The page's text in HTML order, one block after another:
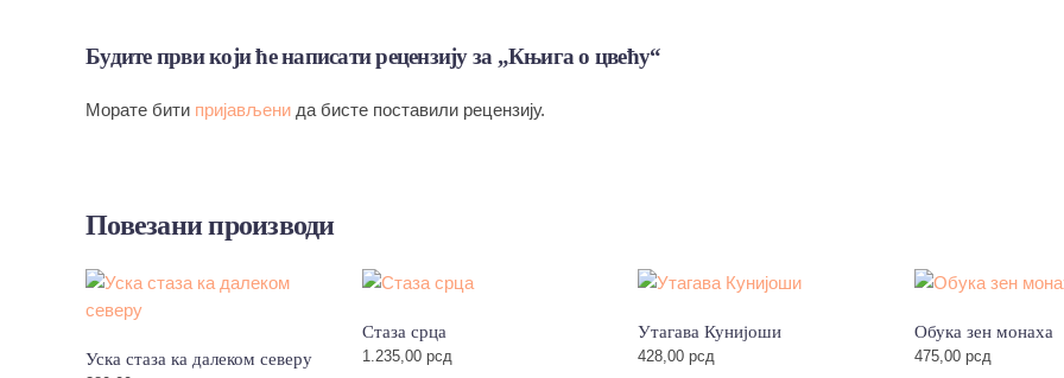
Будите први који ће написати рецензију за „Књига о цвећу“
Морате бити пријављени да бисте поставили рецензију.
Повезани производи
Уска стаза ка далеком северу
Стаза срца
1.235,00 рсд
Утагава Кунијоши
428,00 рсд
Обука зен монаха
475,00 рсд